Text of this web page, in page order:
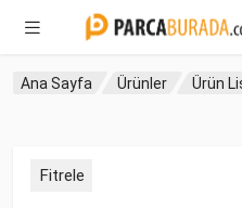
Ana Sayfa Ürünler Ürün
Fitrele